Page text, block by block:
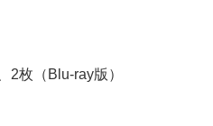
2枚（Blu-ray版）